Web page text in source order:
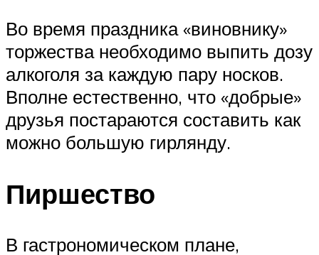
Во время праздника «виновнику»
торжества необходимо выпить дозу
алкоголя за каждую пару носков.
Вполне естественно, что «добрые»
друзья постараются составить как
можно большую гирлянду.
Пиршество
В гастрономическом плане,